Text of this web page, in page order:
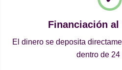
Financiación al
El dinero se deposita
dentro de 24